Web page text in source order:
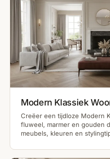
Modern Klassiek
Creëer een tijdloze Modern
fluweel, marmer en gouden
meubels, kleuren en